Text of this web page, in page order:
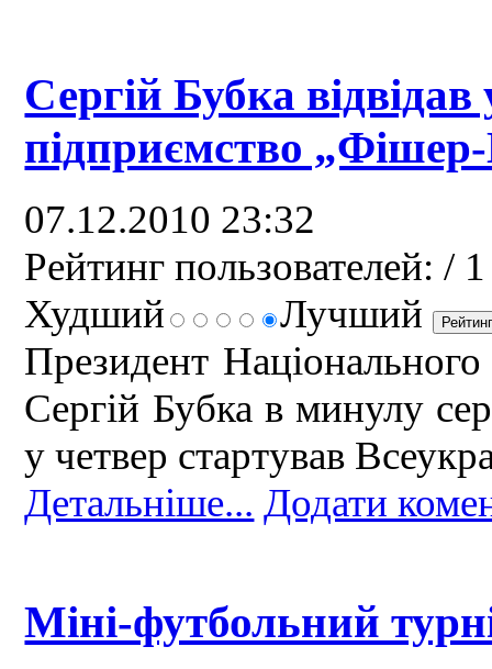
Сергій Бубка
підприємство
07.12.2010 23:32
Рейтинг пользователей: / 1
Худший
Лучший
Президент Національного
Сергій Бубка в минулу
у четвер стартував
Детальніше... Додати
Міні-футбольний